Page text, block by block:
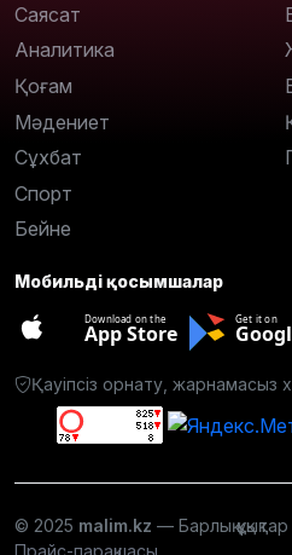
Саясат
Аналитика
Қоғам
Мәдениет
Сұхбат
Спорт
Бейне
Мобильді қосымшалар
Download on the
App Store
Get it on
Қауіпсіз орнату, жарнамасыз
© 2025 malim.kz — Барлық
Прайс-парақшасы